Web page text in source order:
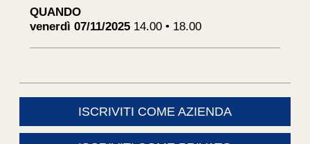
QUANDO
venerdì 07/11/2025 14.00 • 18.00
ISCRIVITI COME AZIENDA